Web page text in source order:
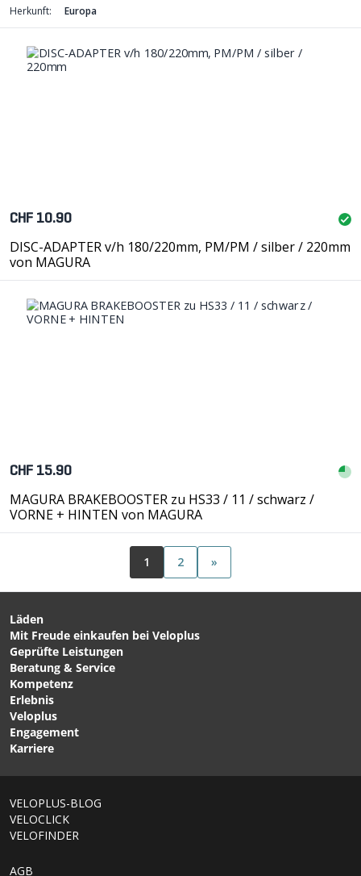
Herkunft: Europa
CHF 10.90
DISC-ADAPTER v/h 180/220mm, PM/PM / silber / 220mm
von MAGURA
CHF 15.90
MAGURA BRAKEBOOSTER zu HS33 / 11 / schwarz /
VORNE + HINTEN von MAGURA
1 2 »
Läden
Mit Freude einkaufen bei Veloplus
Geprüfte Leistungen
Beratung & Service
Kompetenz
Erlebnis
Veloplus
Engagement
Karriere
VELOPLUS-BLOG
VELOCLICK
VELOFINDER
AGB